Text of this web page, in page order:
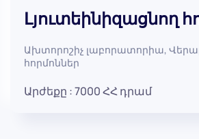
Լյուտեինիզացնող
Ախտորոշիչ լաբորատորիա,
հորմոններ
Արժեքը :7000ՀՀ դրամ